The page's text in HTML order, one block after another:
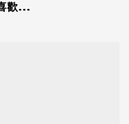
歡...